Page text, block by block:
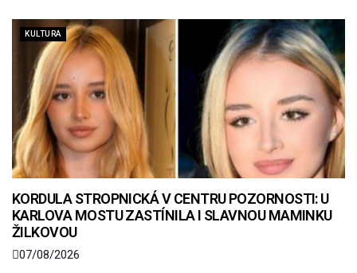
KULTURA
KORDULA STROPNICKÁ V CENTRU POZORNOSTI: U
KARLOVA MOSTU ZASTÍNILA I SLAVNOU MAMINKU
ŽILKOVOU
07/08/2026